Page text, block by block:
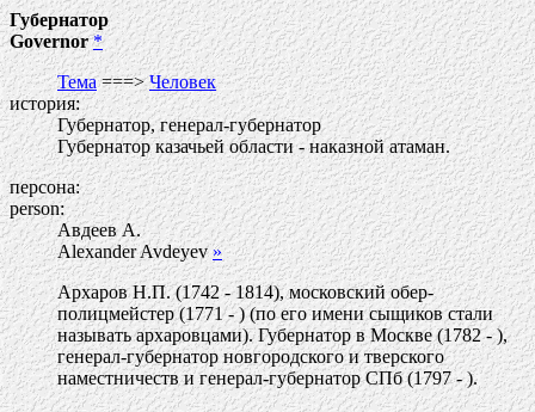
Губернатор
Governor *
Тема===>Человек
история:
Губернатор, генерал-губернатор
Губернатор казачьей области - наказной атаман.
персона:
person:
Авдеев А.
Alexander Avdeyev»
Архаров Н.П. (1742 - 1814), московский обер-
полицмейстер (1771 - ) (по его имени сыщиков стали
называть архаровцами). Губернатор в Москве (1782 - ),
генерал-губернатор новгородского и тверского
наместничеств и генерал-губернатор СПб (1797 - ).